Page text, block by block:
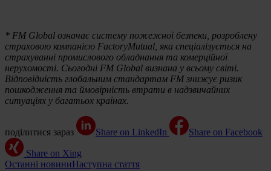
* FM Global означає систему пожежної безпеки, розроблену
страховою компанією FactoryMutual, яка спеціалізується на
страхуванні промислового обладнання та комерційної
нерухомості. Сьогодні FM Global визнана у всьому світі.
Відповідність глобальним стандартам FM знижує ризик
пошкодження та ймовірність втрати в надзвичайних
ситуаціях у багатьох країнах.
поділитися зараз Share on LinkedIn Share on Facebook
Share on Xing
Останні новиниНаступна стаття